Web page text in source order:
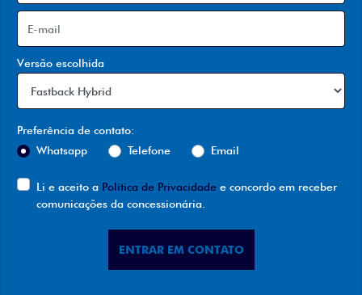
Versão escolhida
Preferência de contato:
Whatsapp
Telefone Email
Li e aceito a Política de Privacidade e concordo em receber
comunicações da concessionária.
ENTRAR EM CONTATO